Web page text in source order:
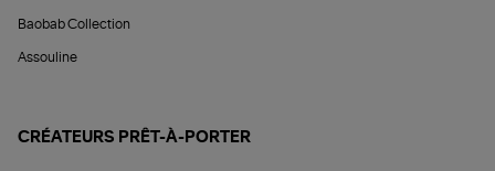
Baobab Collection
Assouline
CRÉATEURS PRÊT-À-PORTER